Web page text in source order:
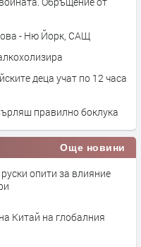
- Ню Йорк, САЩ
деца учат по 12 часа
правилно боклука
Още новини
опити за влияние
Китай на глобалния